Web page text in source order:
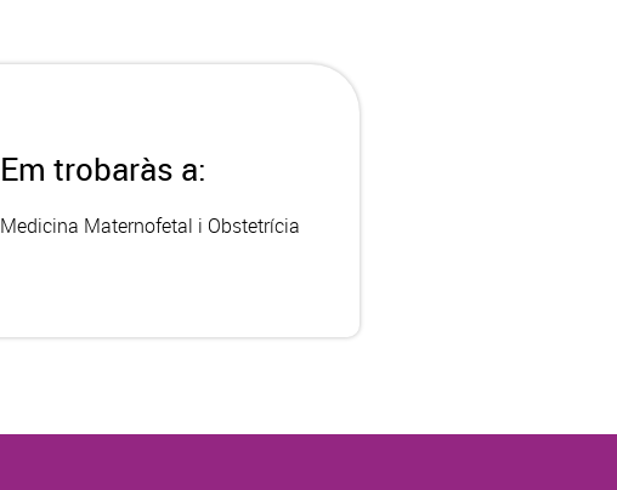
Em trobaràs a:
Medicina Maternofetal i Obstetrícia